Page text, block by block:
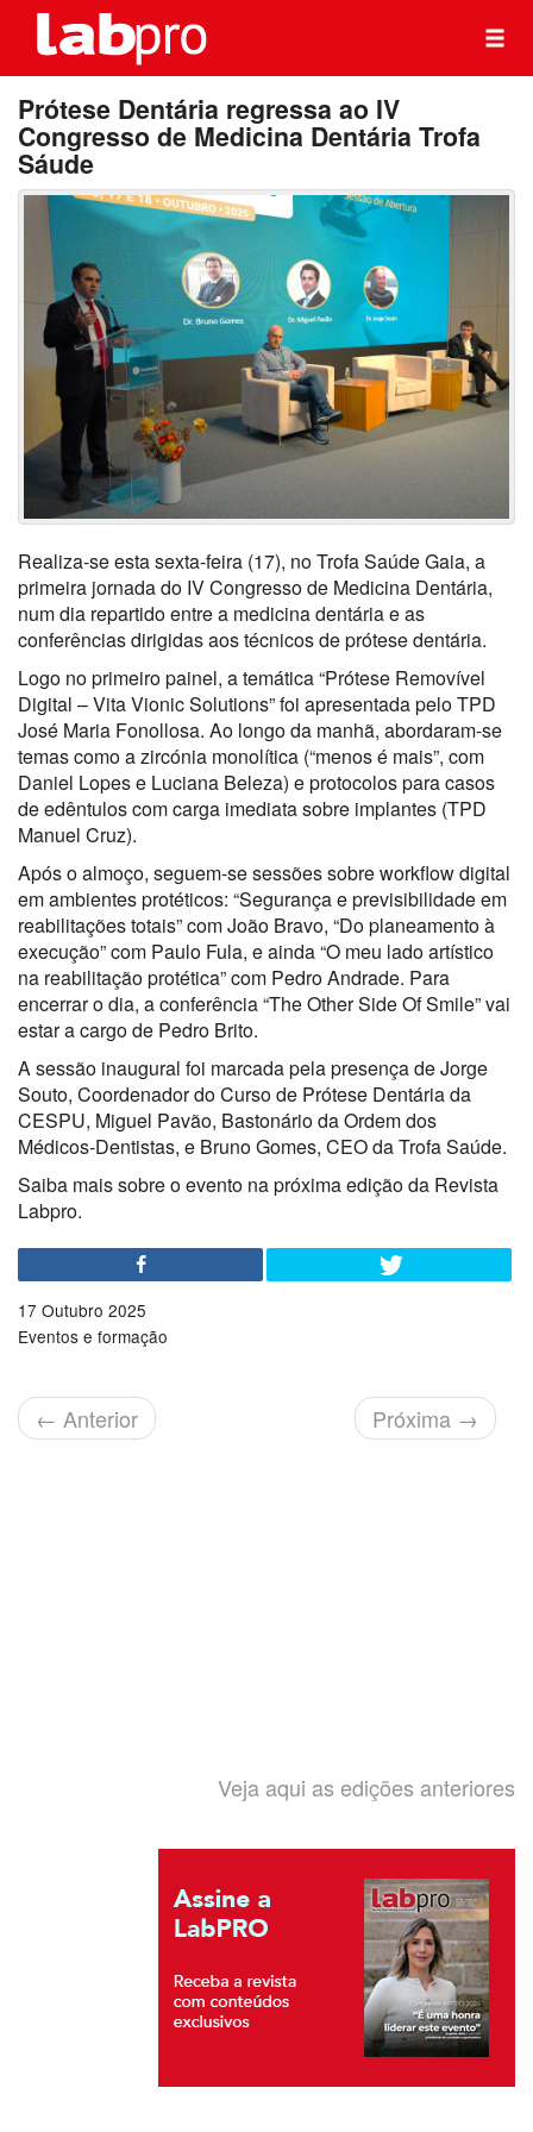
Prótese Dentária regressa ao IV
Congresso de Medicina Dentária Trofa
Sáude
Realiza-se esta sexta-feira (17), no Trofa Saúde Gaia, a
primeira jornada do IV Congresso de Medicina Dentária,
num dia repartido entre a medicina dentária e as
conferências dirigidas aos técnicos de prótese dentária.
Logo no primeiro painel, a temática “Prótese Removível
Digital – Vita Vionic Solutions” foi apresentada pelo TPD
José Maria Fonollosa. Ao longo da manhã, abordaram-se
temas como a zircónia monolítica (“menos é mais”, com
Daniel Lopes e Luciana Beleza) e protocolos para casos
de edêntulos com carga imediata sobre implantes (TPD
Manuel Cruz).
Após o almoço, seguem-se sessões sobre workflow digital
em ambientes protéticos: “Segurança e previsibilidade em
reabilitações totais” com João Bravo, “Do planeamento à
execução” com Paulo Fula, e ainda “O meu lado artístico
na reabilitação protética” com Pedro Andrade. Para
encerrar o dia, a conferência “The Other Side Of Smile” vai
estar a cargo de Pedro Brito.
A sessão inaugural foi marcada pela presença de Jorge
Souto, Coordenador do Curso de Prótese Dentária da
CESPU, Miguel Pavão, Bastonário da Ordem dos
Médicos-Dentistas, e Bruno Gomes, CEO da Trofa Saúde.
Saiba mais sobre o evento na próxima edição da Revista
Labpro.
17 Outubro 2025
Eventos e formação
← Anterior Próxima →
Veja aqui as edições anteriores